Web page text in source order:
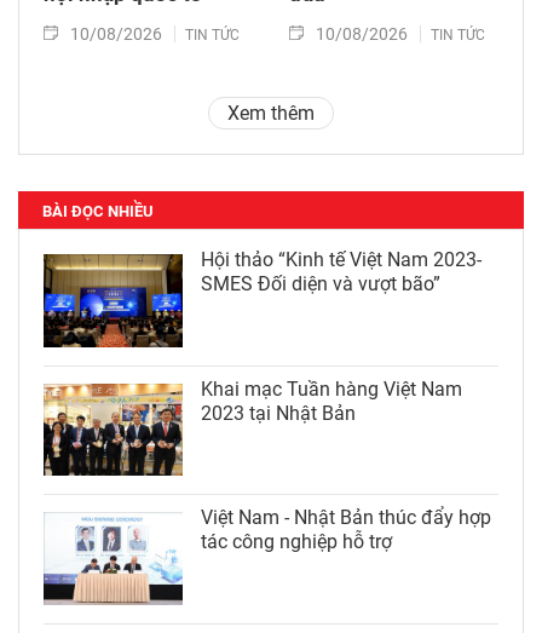
10/08/2026 TIN TỨC 10/08/2026 TIN TỨC
Xem thêm
BÀI ĐỌC NHIỀU
Hội thảo “Kinh tế Việt Nam 2023-
SMES Đối diện và vượt bão”
Khai mạc Tuần hàng Việt Nam
2023 tại Nhật Bản
Việt Nam - Nhật Bản thúc đẩy hợp
tác công nghiệp hỗ trợ